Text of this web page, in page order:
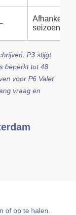
Afhankelijk
seizoen
P3 stijgt
beperkt tot 48
voor P6 Valet
vraag en
of op te halen.